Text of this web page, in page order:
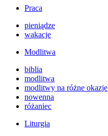
Praca
pieniądze
wakacje
Modlitwa
biblia
modlitwa
modlitwy na różne okazje
nowenna
różaniec
Liturgia